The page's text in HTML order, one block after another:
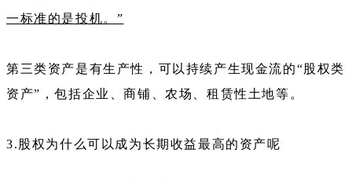
一标准的是投机。”
第三类资产是有生产性，可以持续产生现金流的“股权类
资产”，包括企业、商铺、农场、租赁性土地等。
3.股权为什么可以成为长期收益最高的资产呢